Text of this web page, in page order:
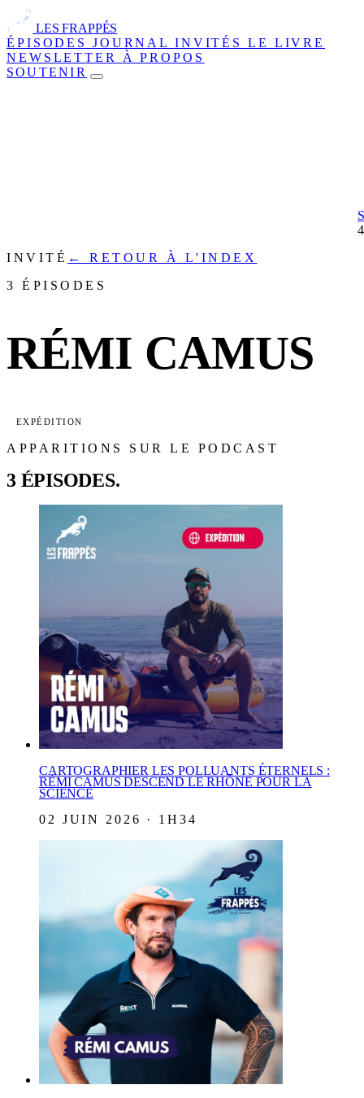
LES FRAPPÉS
ÉPISODES JOURNAL INVITÉSLE LIVRE
NEWSLETTER À PROPOS
SOUTENIR
INVITÉ ← RETOUR À L'INDEX
3 ÉPISODES
RÉMI CAMUS
EXPÉDITION
APPARITIONS SUR LE PODCAST
3 ÉPISODES.
CARTOGRAPHIER LES POLLUANTS ÉTERNELS :
RÉMI CAMUS DESCEND LE RHÔNE POUR LA
SCIENCE
02 JUIN 2026 · 1H34